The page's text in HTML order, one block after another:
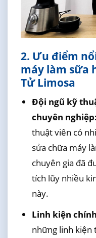
2. Ưu điểm
máy làm sữa
Tử Limosa
Đội ngũ kỹ
chuyên nghiệp:
thuật viên có
sửa chữa máy
chuyên gia đã
tích lũy nhiều
này.
Linh kiện
những linh kiện